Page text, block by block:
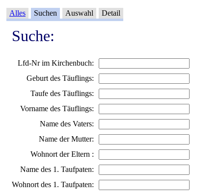
Alles Suchen Auswahl Detail
Suche:
Lfd-Nr im Kirchenbuch:
Geburt des Täuflings:
Taufe des Täuflings:
Vorname des Täuflings:
Name des Vaters:
Name der Mutter:
Wohnort der Eltern :
Name des 1. Taufpaten:
Wohnort des 1. Taufpaten: